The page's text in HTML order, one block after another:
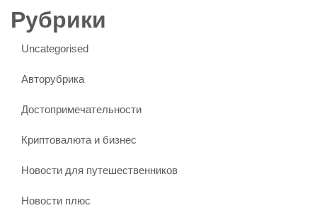
Рубрики
Uncategorised
Авторубрика
Достопримечательности
Криптовалюта и бизнес
Новости для путешественников
Новости плюс